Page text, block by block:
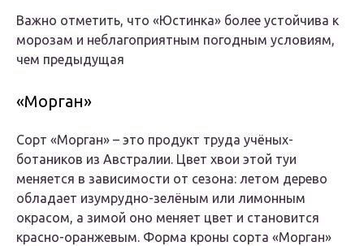
Важно отметить, что «Юстинка» более устойчива к
морозам и неблагоприятным погодным условиям,
чем предыдущая
«Морган»
Сорт «Морган» – это продукт труда учёных-
ботаников из Австралии. Цвет хвои этой туи
меняется в зависимости от сезона: летом дерево
обладает изумрудно-зелёным или лимонным
окрасом, а зимой оно меняет цвет и становится
красно-оранжевым. Форма кроны сорта «Морган»